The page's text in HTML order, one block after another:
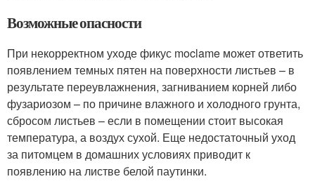
Возможные опасности
При некорректном уходе фикус moclame может ответить
появлением темных пятен на поверхности листьев – в
результате переувлажнения, загниванием корней либо
фузариозом – по причине влажного и холодного грунта,
сбросом листьев – если в помещении стоит высокая
температура, а воздух сухой. Еще недостаточный уход
за питомцем в домашних условиях приводит к
появлению на листве белой паутинки.